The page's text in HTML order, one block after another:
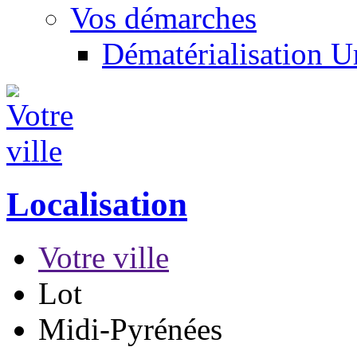
Vos démarches
Dématérialisation
Localisation
Votre ville
Lot
Midi-Pyrénées